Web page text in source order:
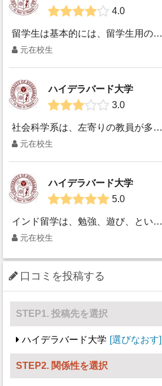
4.0
留学生は基本的には、留学生用の寮に入ることになりますが、大半は短期留学のアメリカ人です。良い点としては、アメリカ人が多いので、英語の勉強をするには向いてい...
元在校生
ハイデラバード大学
3.0
社会科学系は、左寄りの教員が多いので、アメリカ留学などではなかなか身につかない考え方やものの見方ができるようになります。ただ、哲学、文学、言語、芸術など特...
元在校生
ハイデラバード大学
5.0
インド留学は、勉強、遊び、といった指標では評価仕切れない部分に魅力があるので、レビューの評価はほんの参考程度していただけたらと思います。インドに２年間留学...
元在校生
口コミを投稿する
STEP1. 投稿先を選択
ハイデラバード大学 選びなおす
STEP2. 関係性を選択